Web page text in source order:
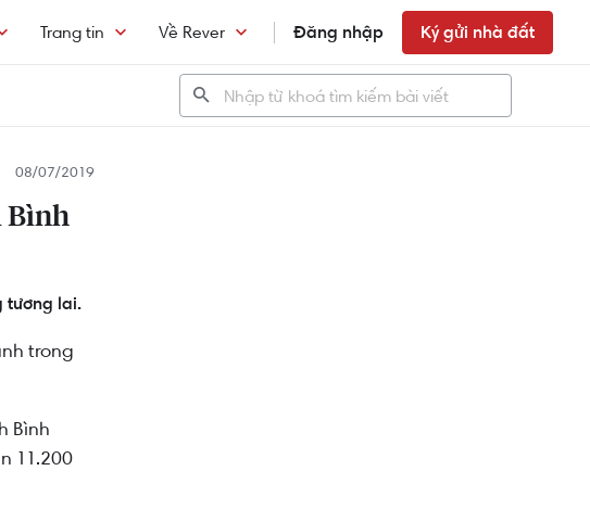
Trang tin Về Rever Đăng nhập Ký gửi nhà đất
Bình
08/07/2019
tương lai.
trong
Bình
11.200